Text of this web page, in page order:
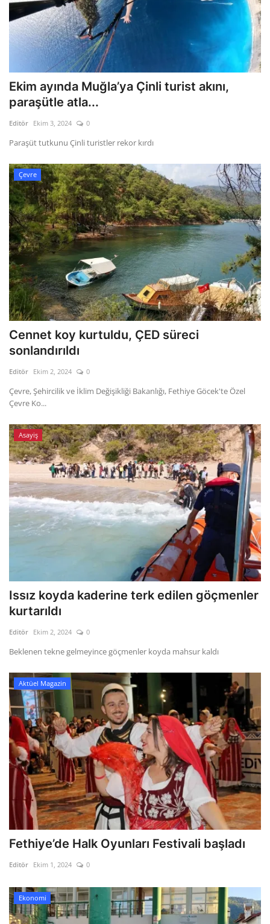
Ekim ayında Muğla’ya Çinli turist akını,
paraşütle atla...
Editör Ekim 3, 2024 0
Paraşüt tutkunu Çinli turistler rekor kırdı
Çevre
Cennet koy kurtuldu, ÇED süreci
sonlandırıldı
Editör Ekim 2, 2024 0
Çevre, Şehircilik ve İklim Değişikliği Bakanlığı, Fethiye Göcek'te Özel
Çevre Ko...
Asayiş
Issız koyda kaderine terk edilen göçmenler
kurtarıldı
Editör Ekim 2, 2024 0
Beklenen tekne gelmeyince göçmenler koyda mahsur kaldı
Aktüel Magazin
Fethiye’de Halk Oyunları Festivali başladı
Editör Ekim 1, 2024 0
Ekonomi